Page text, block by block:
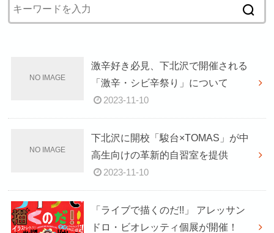
激辛好き必見、下北沢で開催される
「激辛・シビ辛祭り」について
2023-11-10
下北沢に開校「駿台×TOMAS」が中
高生向けの革新的自習室を提供
2023-11-10
「ライブで描くのだ!!」 アレッサン
ドロ・ビオレッティ個展が開催！